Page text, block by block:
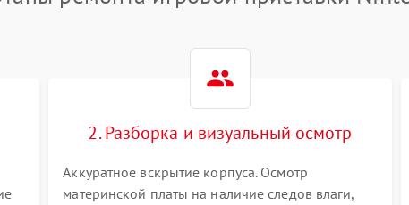
2. Разборка и визуальный осмотр
Аккуратное вскрытие корпуса. Осмотр
материнской платы на наличие следов влаги,